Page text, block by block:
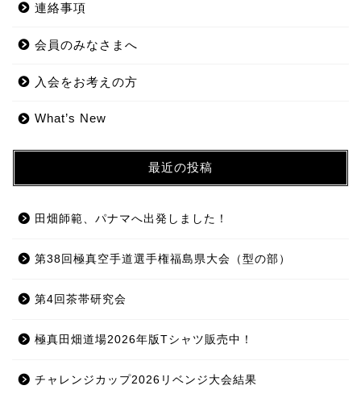
連絡事項
会員のみなさまへ
入会をお考えの方
What’s New
最近の投稿
田畑師範、パナマへ出発しました！
第38回極真空手道選手権福島県大会（型の部）
第4回茶帯研究会
極真田畑道場2026年版Tシャツ販売中！
チャレンジカップ2026リベンジ大会結果